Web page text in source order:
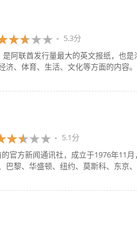
5.3分
阿联酋发行量最大的英文报纸，也
、体育、生活、文化等方面的内容。
5.1分
官方新闻通讯社，成立于1976年11
巴黎、华盛顿、纽约、莫斯科、东京